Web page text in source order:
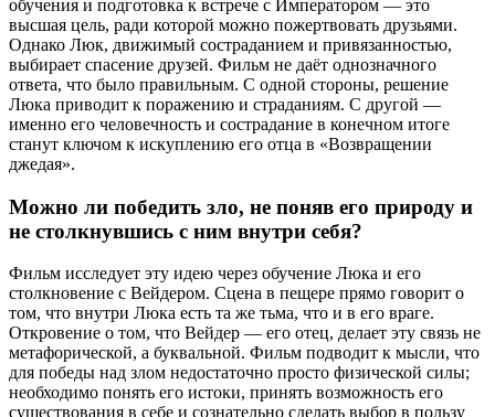
обучения и подготовка к встрече с Императором — это
высшая цель, ради которой можно пожертвовать друзьями.
Однако Люк, движимый состраданием и привязанностью,
выбирает спасение друзей. Фильм не даёт однозначного
ответа, что было правильным. С одной стороны, решение
Люка приводит к поражению и страданиям. С другой —
именно его человечность и сострадание в конечном итоге
станут ключом к искуплению его отца в «Возвращении
джедая».
Можно ли победить зло, не поняв его природу и
не столкнувшись с ним внутри себя?
Фильм исследует эту идею через обучение Люка и его
столкновение с Вейдером. Сцена в пещере прямо говорит о
том, что внутри Люка есть та же тьма, что и в его враге.
Откровение о том, что Вейдер — его отец, делает эту связь не
метафорической, а буквальной. Фильм подводит к мысли, что
для победы над злом недостаточно просто физической силы;
необходимо понять его истоки, принять возможность его
существования в себе и сознательно сделать выбор в пользу